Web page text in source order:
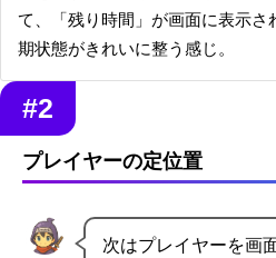
て、「残り時間」が画面に表示さ
期状態がきれいに整う感じ。
#2
プレイヤーの定位置
次はプレイヤーを画